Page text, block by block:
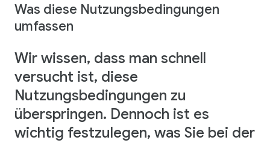
Was diese Nutzungsbedingungen
umfassen
Wir wissen, dass man schnell
versucht ist, diese
Nutzungsbedingungen zu
überspringen. Dennoch ist es
wichtig festzulegen, was Sie bei der